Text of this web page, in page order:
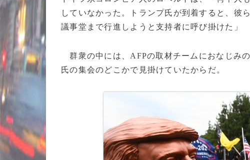
していなかった。トランプ氏が到着すると、彼
議事堂まで行進しようと支持者に呼び掛けた」
群衆の中には、AFPの取材チームにおなじみ
氏の集会のどこかで見掛けていたからだ。